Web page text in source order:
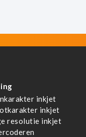
inkjet
inkjet
resolutie inkjet